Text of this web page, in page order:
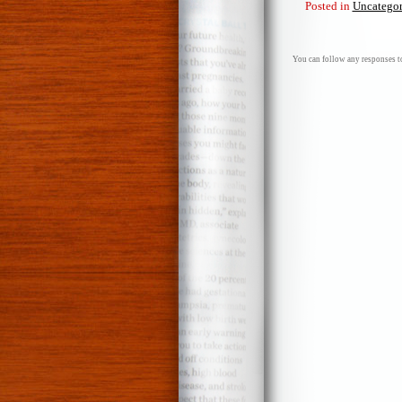
Posted in
You can follow any responses